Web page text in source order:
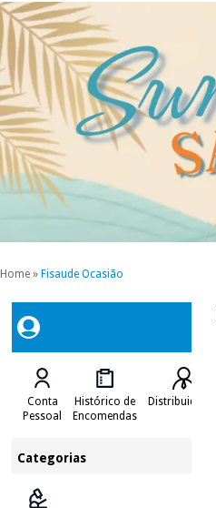
Home » Fisaude Ocasião
Conta
Pessoal
Histórico de
Encomendas
Distribuidores
Categorias